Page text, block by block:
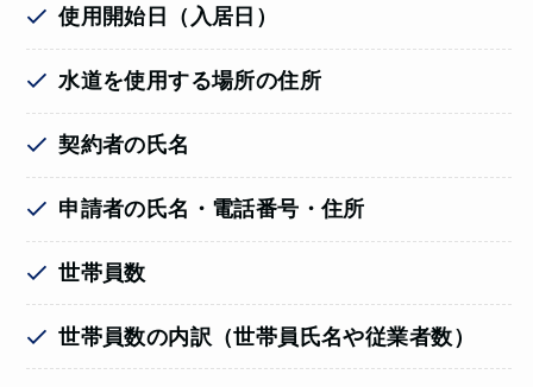
使用開始日（入居日）
水道を使用する場所の住所
契約者の氏名
申請者の氏名・電話番号・住所
世帯員数
世帯員数の内訳（世帯員氏名や従業者数）